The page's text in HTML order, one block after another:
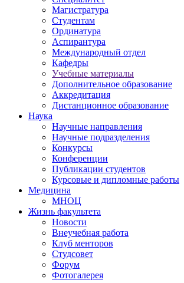
Магистратура
Студентам
Ординатура
Аспирантура
Международный отдел
Кафедры
Учебные материалы
Дополнительное образование
Аккредитация
Дистанционное образование
Наука
Научные направления
Научные подразделения
Конкурсы
Конференции
Публикации студентов
Курсовые и дипломные работы
Медицина
МНОЦ
Жизнь факультета
Новости
Внеучебная работа
Клуб менторов
Студсовет
Форум
Фотогалерея